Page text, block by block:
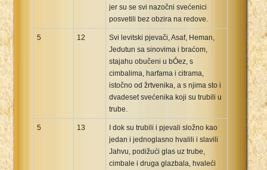
jer su se svi nazočni svećenici
posvetili bez obzira na redove.
5 12
Svi levitski pjevači, Asaf, Heman,
Jedutun sa sinovima i braćom,
stajahu obučeni u bÓez, s
cimbalima, harfama i citrama,
istočno od žrtvenika, a s njima sto i
dvadeset svećenika koji su trubili u
trube.
5 13
I dok su trubili i pjevali složno kao
jedan i jednoglasno hvalili i slavili
Jahvu, podižući glas uz trube,
cimbale i druga glazbala, hvaleći